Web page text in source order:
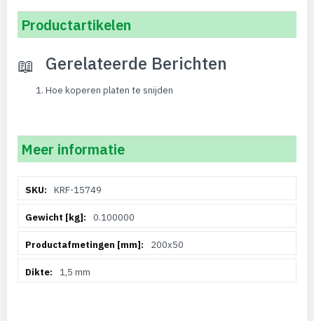
Productartikelen
Gerelateerde Berichten
Hoe koperen platen te snijden
Meer informatie
informatieKRF-15749
0.100000
200x50
1,5 mm